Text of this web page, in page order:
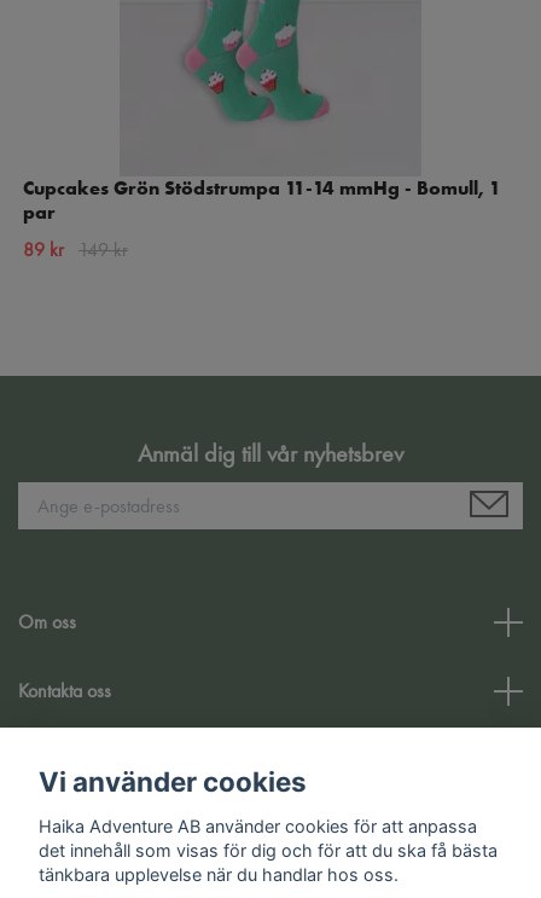
Cupcakes Grön Stödstrumpa 11-14 mmHg - Bomull, 1
par
89 kr 149 kr
Anmäl dig till vår nyhetsbrev
Om oss
Kontakta oss
Sociala medier
Vi använder cookies
Haika Adventure AB använder cookies för att anpassa
det innehåll som visas för dig och för att du ska få bästa
tänkbara upplevelse när du handlar hos oss.